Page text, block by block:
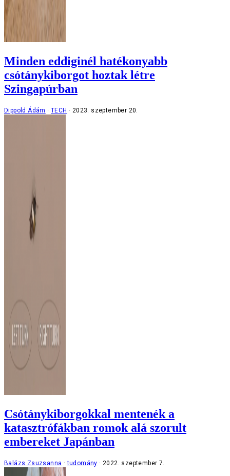
Minden eddiginél hatékonyabb
csótánykiborgot hoztak létre
Szingapúrban
Dippold Ádám TECH 2023. szeptember 20.
Csótánykiborgokkal mentenék a
katasztrófákban romok alá szorult
embereket Japánban
Balázs Zsuzsanna tudomány 2022. szeptember 7.